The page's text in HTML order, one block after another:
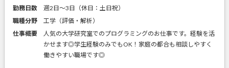
勤務日数
週2日～3日（休日：土日祝）
職種分野
工学（評価・解析）
仕事概要
人気の大学研究室でのプログラミングのお仕事です。経験を活
かせます◎学生経験のみでもOK！家庭の都合も相談しやすく
働きやすい職場です◎